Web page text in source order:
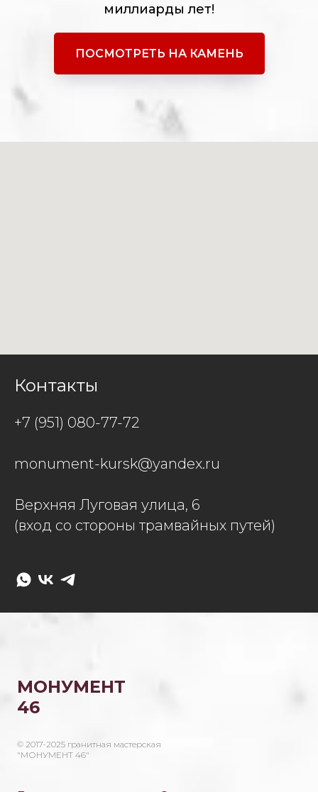
миллиарды лет!
ПОСМОТРЕТЬ НА КАМЕНЬ
Контакты
+7 (951) 080-77-72
monument-kursk@yandex.ru
Верхняя Луговая улица, 6
(вход со стороны трамвайных путей)
МОНУМЕНТ
46
© 2017-2025 гранитная мастерская
"МОНУМЕНТ 46"